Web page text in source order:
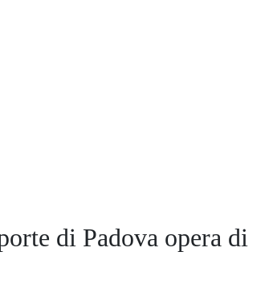
di Padova opera di